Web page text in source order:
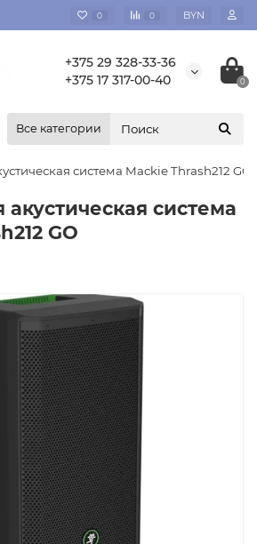
0 0 BYN
+375 29 328-33-36
+375 17 317-00-40
0
Все категории
система Mackie Thrash212 GO
акустическая система
GO